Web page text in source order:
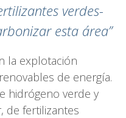
verdes-
esta área”
la explotación
de energía.
hidrógeno verde y
de fertilizantes